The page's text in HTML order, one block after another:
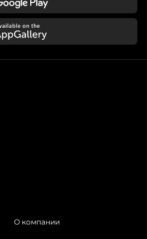
О компании